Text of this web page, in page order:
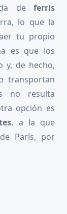
de ferris
lo que la
tu propio
es que los
y, de hecho,
transportan
no resulta
opción es
, a la que
París, por